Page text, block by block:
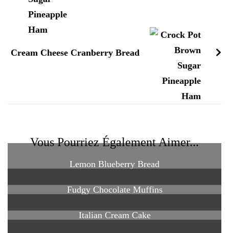
Cream Cheese Cranberry Bread
Vous Pourriez Également Aimer...
Lemon Blueberry Bread
Fudgy Chocolate Muffins
Italian Cream Cake